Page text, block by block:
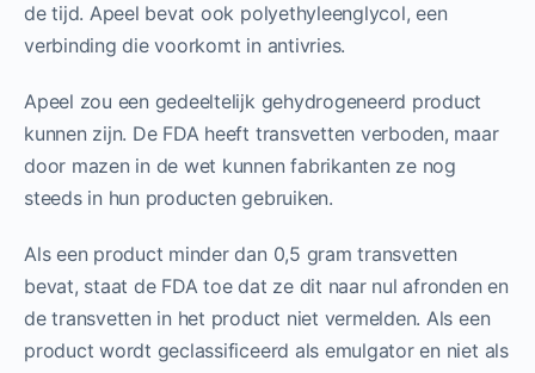
de tijd. Apeel bevat ook polyethyleenglycol, een
verbinding die voorkomt in antivries.
Apeel zou een gedeeltelijk gehydrogeneerd product
kunnen zijn. De FDA heeft transvetten verboden, maar
door mazen in de wet kunnen fabrikanten ze nog
steeds in hun producten gebruiken.
Als een product minder dan 0,5 gram transvetten
bevat, staat de FDA toe dat ze dit naar nul afronden en
de transvetten in het product niet vermelden. Als een
product wordt geclassificeerd als emulgator en niet als